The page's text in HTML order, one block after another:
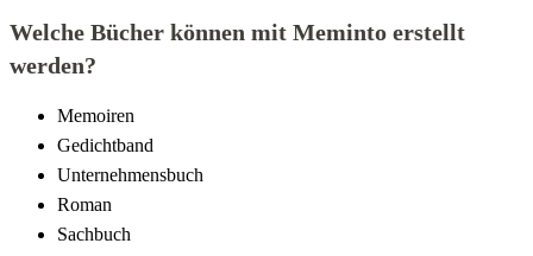
Welche Bücher können mit Meminto erstellt
werden?
Memoiren
Gedichtband
Unternehmensbuch
Roman
Sachbuch